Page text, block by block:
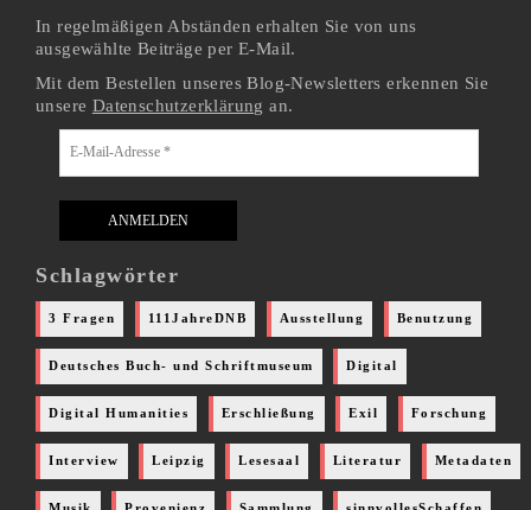
In regelmäßigen Abständen erhalten Sie von uns
ausgewählte Beiträge per E-Mail.
Mit dem Bestellen unseres Blog-Newsletters erkennen Sie
unsere Datenschutzerklärung an.
Schlagwörter
3 Fragen 111JahreDNB Ausstellung Benutzung
Deutsches Buch- und Schriftmuseum Digital
Digital Humanities Erschließung Exil Forschung
Interview Leipzig Lesesaal Literatur Metadaten